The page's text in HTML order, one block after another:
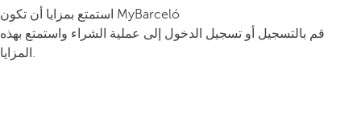
استمتع بمزايا أن تكون MyBarceló
قم بالتسجيل أو تسجيل الدخول إلى عملية الشراء واستمتع بهذه
المزايا.